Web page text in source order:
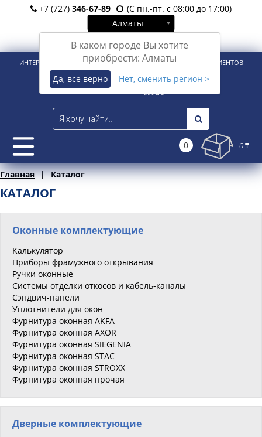
+7 (727) 346-67-89
(С пн.-пт. с 08:00 до 17:00)
Алматы
В каком городе Вы хотите
приобрести: Алматы
Да, все верно Нет, сменить регион >
Вход Регистрация
ИНТЕРНЕТ-МАГАЗИН ДЛЯ РОЗНИЧНЫХ И КОРПОРАТИВНЫХ КЛИЕНТОВ
0 0 ₸
Главная Каталог
КАТАЛОГ
Оконные комплектующие
Калькулятор
Приборы фрамужного открывания
Ручки оконные
Системы отделки откосов и кабель-каналы
Сэндвич-панели
Уплотнители для окон
Фурнитура оконная AKFA
Фурнитура оконная AXOR
Фурнитура оконная SIEGENIA
Фурнитура оконная STAC
Фурнитура оконная STROXX
Фурнитура оконная прочая
Дверные комплектующие